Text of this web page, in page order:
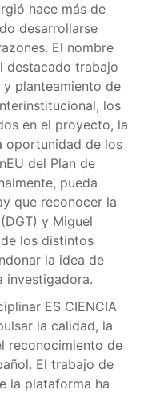
hace más de
desarrollarse
El nombre
destacado trabajo
y planteamiento de
los
en el proyecto, la
oportunidad de los
del Plan de
pueda
que reconocer la
y Miguel
los distintos
la idea de
investigadora.
ES CIENCIA
la calidad, la
reconocimiento de
El trabajo de
la plataforma ha